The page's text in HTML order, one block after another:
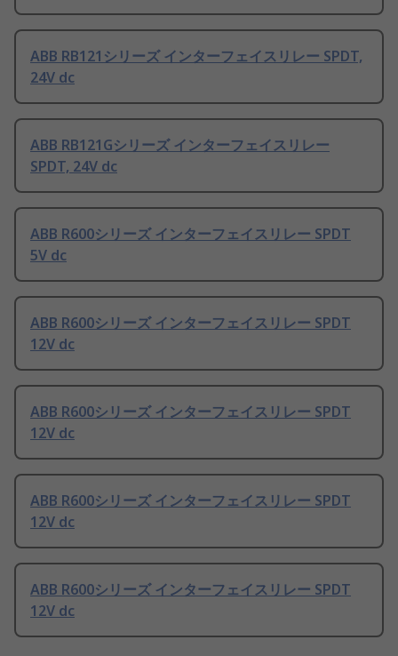
ABB RB121シリーズ インターフェイスリレー SPDT,
24V dc
ABB RB121Gシリーズ インターフェイスリレー
SPDT, 24V dc
ABB R600シリーズ インターフェイスリレー SPDT
5V dc
ABB R600シリーズ インターフェイスリレー SPDT
12V dc
ABB R600シリーズ インターフェイスリレー SPDT
12V dc
ABB R600シリーズ インターフェイスリレー SPDT
12V dc
ABB R600シリーズ インターフェイスリレー SPDT
12V dc